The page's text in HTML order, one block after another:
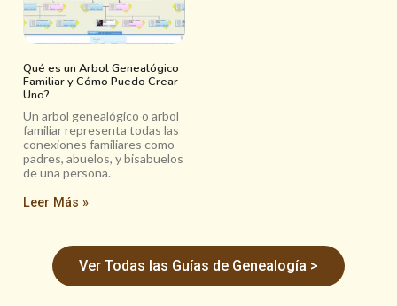
Qué es un Arbol Genealógico
Familiar y Cómo Puedo Crear
Uno?
Un arbol genealógico o arbol
familiar representa todas las
conexiones familiares como
padres, abuelos, y bisabuelos
de una persona.
Leer Más »
Ver Todas las Guías de Genealogía >